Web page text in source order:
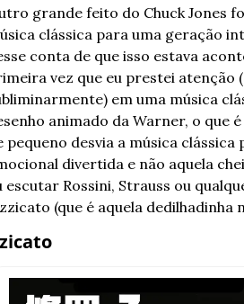
grande feito do Chuck Jones
clássica para uma geração
conta de que isso estava
vez que eu prestei atenção
em uma música
animado da Warner, o que
pequeno desvia a música clássica
divertida e não aquela
escutar Rossini, Strauss ou
(que é aquela dedilhadinha